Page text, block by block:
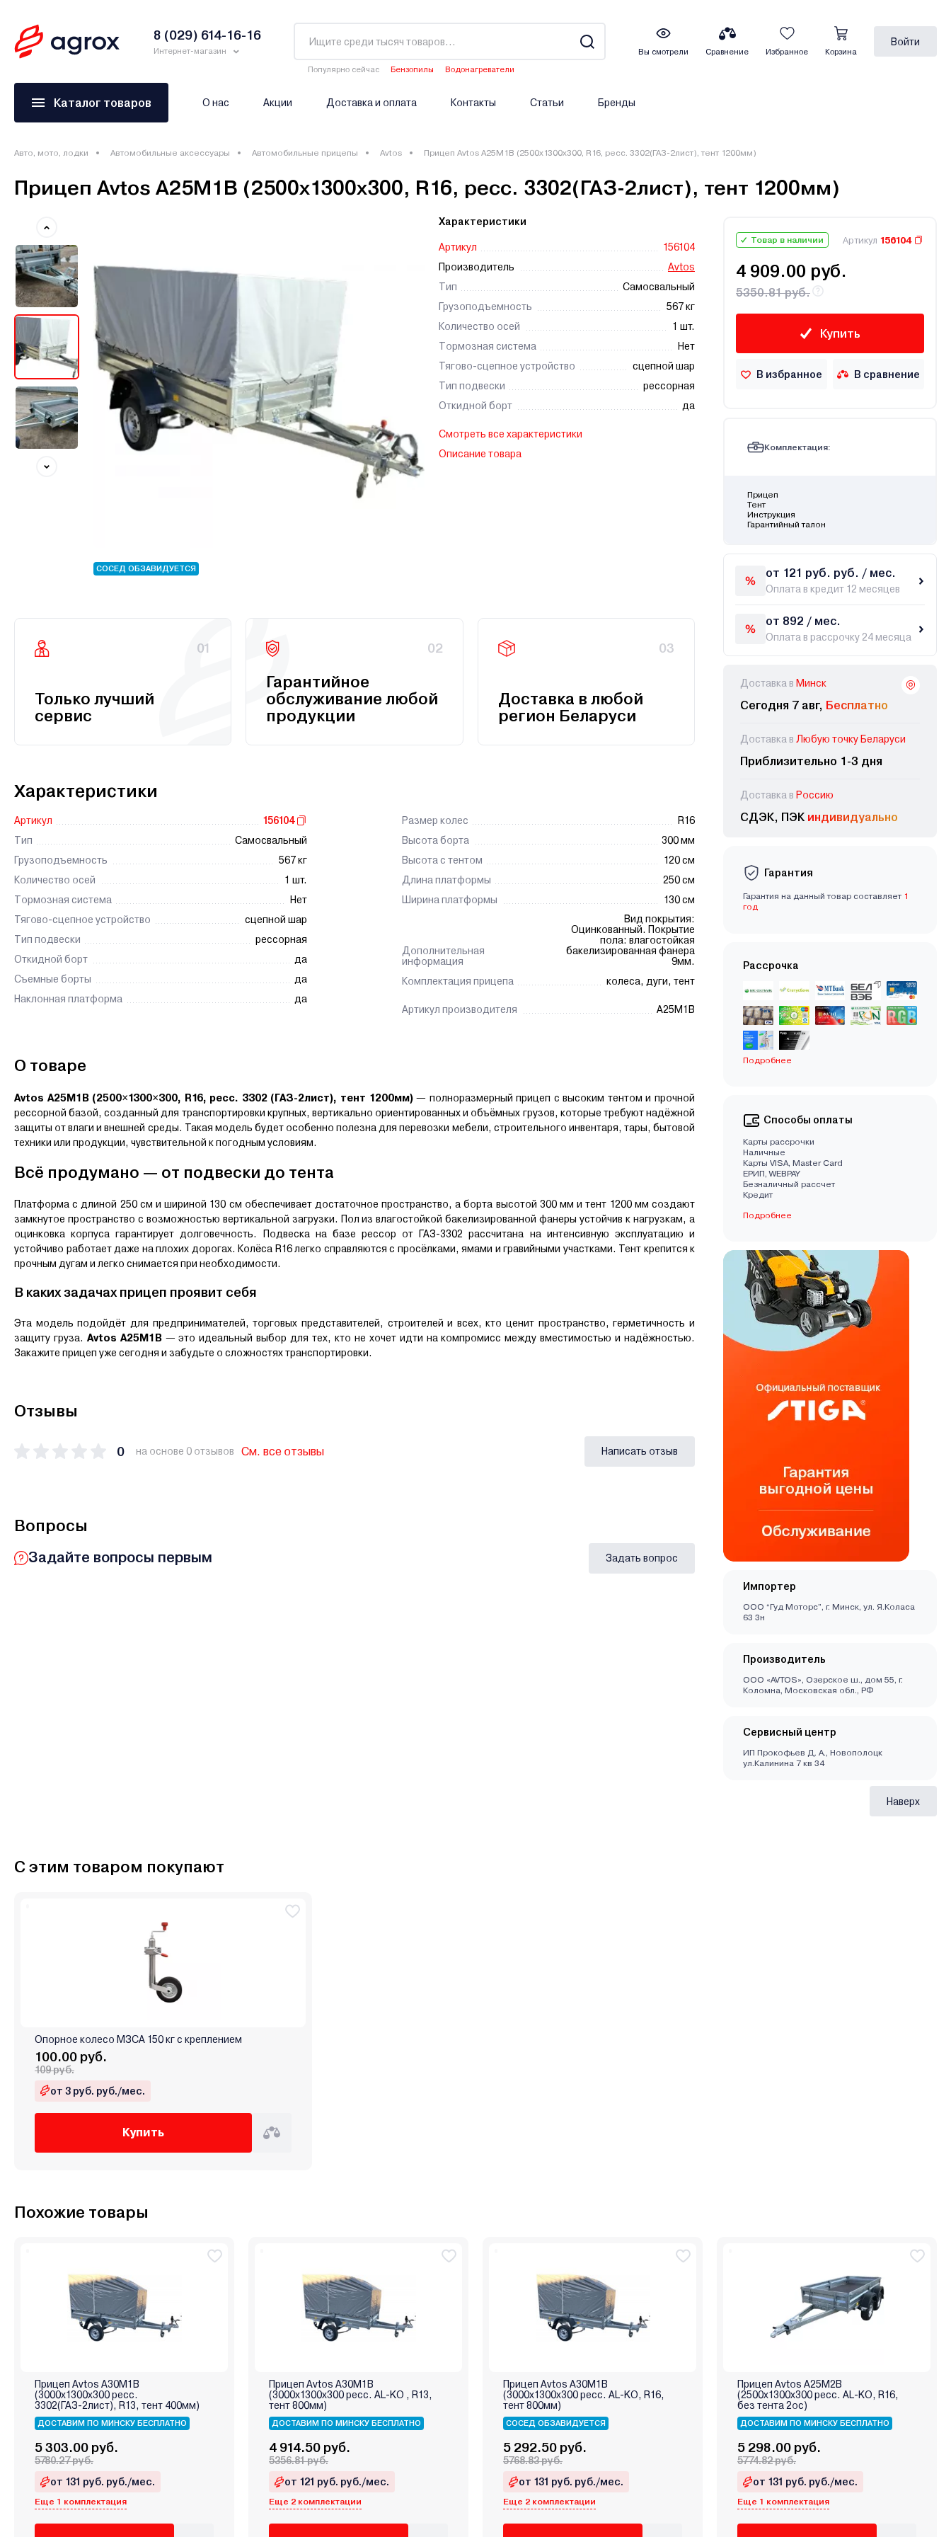
8 (029) 614-16-16
Интернет-магазин
Популярно сейчас Бензопилы
Водонагреватели
Вы смотрели Сравнение Избранное Корзина
Войти
Каталог товаров О нас Акции Доставка и оплата Контакты Статьи Бренды
Авто, мото, лодки Автомобильные аксессуары Автомобильные прицепы Avtos Прицеп Avtos А25М1В (2500х1300х300, R16, ресс. 3302(ГАЗ-2лист), тент 1200мм)
Прицеп Avtos А25М1В (2500х1300х300, R16, ресс. 3302(ГАЗ-2лист), тент 1200мм)
СОСЕД ОБЗАВИДУЕТСЯ
Характеристики
Артикул
156104
Производитель
Avtos
Тип
Самосвальный
Грузоподъемность
567 кг
Количество осей
1 шт.
Тормозная система
Нет
Тягово-сцепное устройство
сцепной шар
Тип подвески
рессорная
Откидной борт
да
Смотреть все характеристики
Описание товара
01
Только лучший
сервис
02
Гарантийное
обслуживание любой
продукции
03
Доставка в любой
регион Беларуси
Характеристики
Артикул
156104
Тип
Самосвальный
Грузоподъемность
567 кг
Количество осей
1 шт.
Тормозная система
Нет
Тягово-сцепное устройство
сцепной шар
Тип подвески
рессорная
Откидной борт
да
Съемные борты
да
Наклонная платформа
да
Размер колес
R16
Высота борта
300 мм
Высота с тентом
120 см
Длина платформы
250 см
Ширина платформы
130 см
Дополнительная
информация
Вид покрытия:
Оцинкованный. Покрытие
пола: влагостойкая
бакелизированная фанера
9мм.
Комплектация прицепа
колеса, дуги, тент
Артикул производителя А25М1В
О товаре
Avtos А25М1В (2500×1300×300, R16, ресс. 3302 (ГАЗ-2лист), тент 1200мм)— полноразмерный прицеп с высоким тентом и прочной
рессорной базой, созданный для транспортировки крупных, вертикально ориентированных и объёмных грузов, которые требуют надёжной
защиты от влаги и внешней среды. Такая модель будет особенно полезна для перевозки мебели, строительного инвентаря, тары, бытовой
техники или продукции, чувствительной к погодным условиям.
Всё продумано — от подвески до тента
Платформа с длиной 250 см и шириной 130 см обеспечивает достаточное пространство, а борта высотой 300 мм и тент 1200 мм создают
замкнутое пространство с возможностью вертикальной загрузки. Пол из влагостойкой бакелизированной фанеры устойчив к нагрузкам, а
оцинковка корпуса гарантирует долговечность. Подвеска на базе рессор от ГАЗ-3302 рассчитана на интенсивную эксплуатацию и
устойчиво работает даже на плохих дорогах. Колёса R16 легко справляются с просёлками, ямами и гравийными участками. Тент крепится к
прочным дугам и легко снимается при необходимости.
В каких задачах прицеп проявит себя
Эта модель подойдёт для предпринимателей, торговых представителей, строителей и всех, кто ценит пространство, герметичность и
защиту груза. Avtos А25М1В — это идеальный выбор для тех, кто не хочет идти на компромисс между вместимостью и надёжностью.
Закажите прицеп уже сегодня и забудьте о сложностях транспортировки.
Отзывы
0 на основе 0 отзывов См. все отзывы Написать отзыв
Вопросы
Задайте вопросы первым Задать вопрос
Товар в наличии Артикул 156104
4 909.00 руб.
5350.81 руб.
Купить
В избранное В сравнение
Комплектация:
Прицеп
Тент
Инструкция
Гарантийный талон
от 121 руб. руб. / мес.
Оплата в кредит 12 месяцев
от 892 / мес.
Оплата в рассрочку 24 месяца
Доставка в Минск
Сегодня 7 авг, Бесплатно
Доставка в Любую точку Беларуси
Приблизительно 1-3 дня
Доставка в Россию
СДЭК, ПЭК индивидуально
Гарантия
Гарантия на данный товар составляет 1
год
Рассрочка
Подробнее
Способы оплаты
Карты рассрочки
Наличные
Карты VISA, Master Card
EРИП, WEBPAY
Безналичный рассчет
Кредит
Подробнее
Импортер
ООО “Гуд Моторс”, г. Минск, ул. Я.Коласа
63 3н
Производитель
ООО «AVTOS», Озерское ш., дом 55, г.
Коломна, Московская обл., РФ
Сервисный центр
ИП Прокофьев Д. А., Новополоцк
ул.Калинина 7 кв 34
Наверх
С этим товаром покупают
Опорное колесо МЗСА 150 кг с креплением
100.00 руб.
109 руб.
от 3 руб. руб./мес.
Купить
Похожие товары
Прицеп Avtos А30М1В
(3000х1300х300 ресс.
3302(ГАЗ-2лист), R13, тент 400мм)
ДОСТАВИМ ПО МИНСКУ БЕСПЛАТНО
5 303.00 руб.
5780.27 руб.
от 131 руб. руб./мес.
Еще 1 комплектация
Прицеп Avtos А30М1В
(3000х1300х300 ресс. AL-KO , R13,
тент 800мм)
ДОСТАВИМ ПО МИНСКУ БЕСПЛАТНО
4 914.50 руб.
5356.81 руб.
от 121 руб. руб./мес.
Еще 2 комплектации
Прицеп Avtos А30М1В
(3000х1300х300 ресс. AL-KO, R16,
тент 800мм)
СОСЕД ОБЗАВИДУЕТСЯ
5 292.50 руб.
5768.83 руб.
от 131 руб. руб./мес.
Еще 2 комплектации
Прицеп Avtos А25М2В
(2500х1300х300 ресс. AL-KO, R16,
без тента 2ос)
ДОСТАВИМ ПО МИНСКУ БЕСПЛАТНО
5 298.00 руб.
5774.82 руб.
от 131 руб. руб./мес.
Еще 1 комплектация